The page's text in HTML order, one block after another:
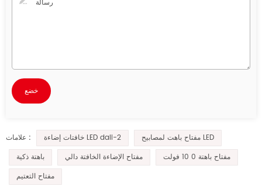
علامات : خافتات إضاءة LED dali-2
مفتاح باهت لمصابيح LED
باهتة ذكية
مفتاح الإضاءة الخافتة دالي
مفتاح باهتة 0 10 فولت
مفتاح التعتيم